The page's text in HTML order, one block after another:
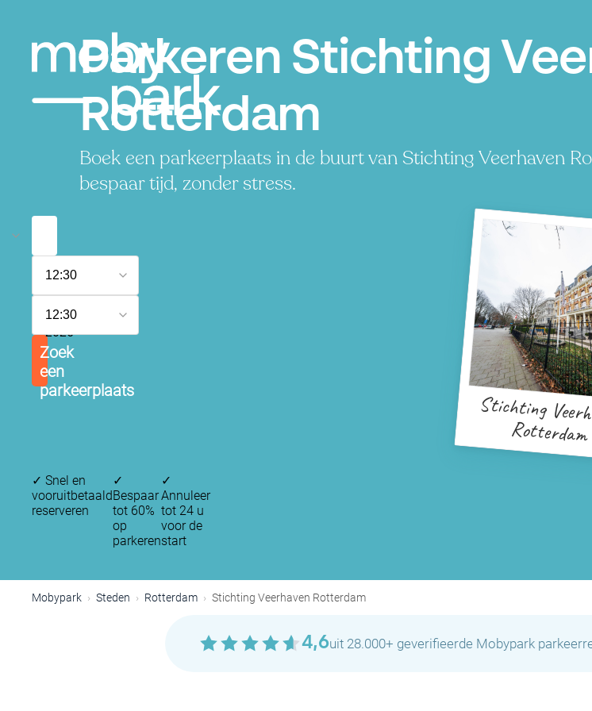
Parkeren Stichting
Rotterdam
Boek een parkeerplaats in de buurt van Stichting Veerhaven
bespaar tijd, zonder stress.
augustus
2026
12:30
augustus
2026
12:30
Zoek
een
parkeerplaats
Stichting
Rotterdam
✓ Snel en
vooruitbetaald
reserveren
✓
Bespaar
tot 60%
op
parkeren
✓
Annuleer
tot 24 u
voor de
start
Mobypark Steden Rotterdam Stichting Veerhaven Rotterdam
4,6uit 28.000+ geverifieerde Mobypark